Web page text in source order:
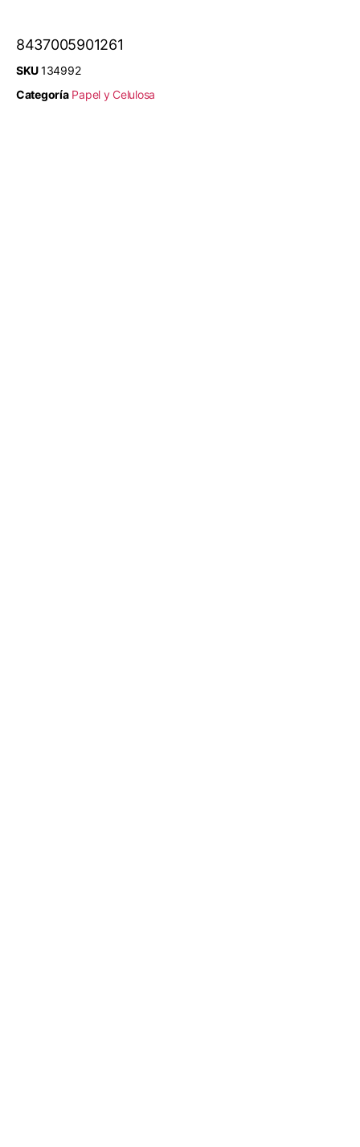
8437005901261
SKU134992
Categoría Papel y Celulosa